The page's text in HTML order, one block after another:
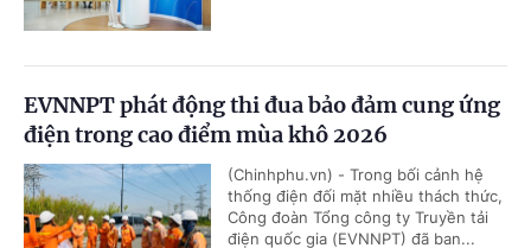
EVNNPT phát động thi đua bảo đảm cung ứng
điện trong cao điểm mùa khô 2026
(Chinhphu.vn) - Trong bối cảnh hệ
thống điện đối mặt nhiều thách thức,
Công đoàn Tổng công ty Truyền tải
điện quốc gia (EVNNPT) đã ban...